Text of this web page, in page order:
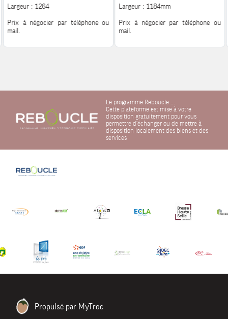
Largeur : 1264
Prix à négocier par téléphone ou
mail.
Pour plus d'information.
Largeur : 1184mm
Prix à négocier par téléphone ou
mail.
Pour plus d'information.
Le programme Reboucle ...
Cette plateforme est mise à votre
disposition gratuitement pour vous
permettre d'échanger ou de mettre à
disposition localement des biens et des
services
Propulsé par MyTroc